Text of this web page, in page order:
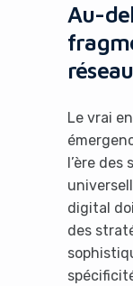
Au-
Le vrai
l’ère
digital
des